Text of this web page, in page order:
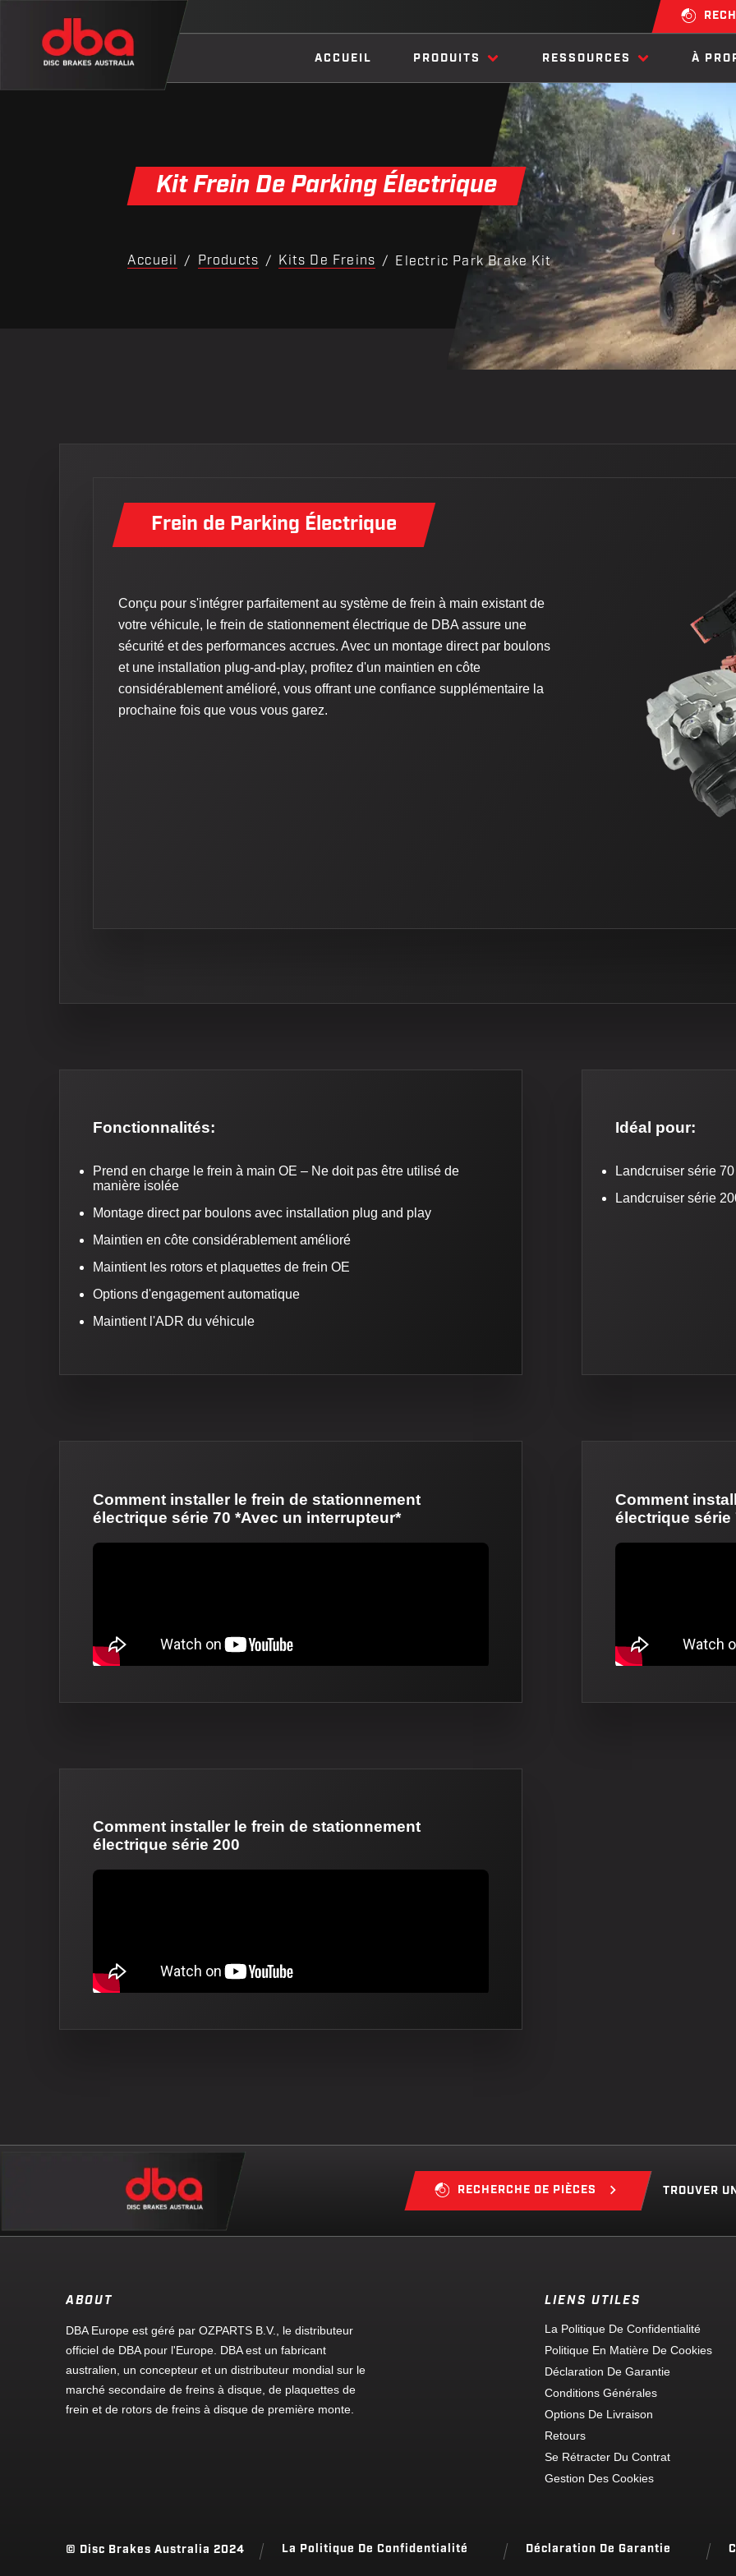
ACCUEIL PRODUITS RESSOURCES À
Kit Frein De Parking Électrique
Accueil / Products / Kits De Freins / Electric Park Brake Kit
Frein de Parking Électrique
Conçu pour s'intégrer parfaitement au système de frein à main existant de
votre véhicule, le frein de stationnement électrique de DBA assure une
sécurité et des performances accrues. Avec un montage direct par boulons
et une installation plug-and-play, profitez d'un maintien en côte
considérablement amélioré, vous offrant une confiance supplémentaire la
prochaine fois que vous vous garez.
Fonctionnalités:
Prend en charge le frein à main OE – Ne doit pas être utilisé de
manière isolée
Montage direct par boulons avec installation plug and play
Maintien en côte considérablement amélioré
Maintient les rotors et plaquettes de frein OE
Options d'engagement automatique
Maintient l'ADR du véhicule
Idéal pour:
Landcruiser série 70
Landcruiser série
Comment installer le frein de stationnement
électrique série 70 *Avec un interrupteur*
Comment
électrique série
Comment installer le frein de stationnement
électrique série 200
RECHERCHE DE PIÈCES TROUVER
ABOUT
DBA Europe est géré par OZPARTS B.V., le distributeur
officiel de DBA pour l'Europe. DBA est un fabricant
australien, un concepteur et un distributeur mondial sur le
marché secondaire de freins à disque, de plaquettes de
frein et de rotors de freins à disque de première monte.
LIENS UTILES
La Politique De Confidentialité
Politique En Matière De Cookies
Déclaration De Garantie
Conditions Générales
Options De Livraison
Retours
Se Rétracter Du Contrat
Gestion Des Cookies
© Disc Brakes Australia 2024 La Politique De Confidentialité Déclaration De Garantie